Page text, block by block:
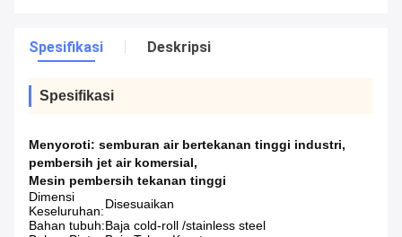
Spesifikasi Deskripsi
Spesifikasi
Menyoroti: semburan air bertekanan tinggi industri,
pembersih jet air komersial,
Mesin pembersih tekanan tinggi
Dimensi
Keseluruhan:Disesuaikan
Bahan tubuh:Baja cold-roll /stainless steel